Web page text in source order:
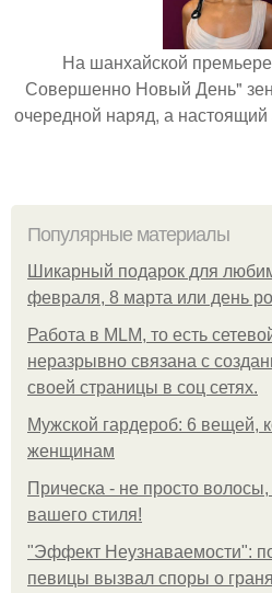
На шанхайской
Совершенно Новый День"
очередной наряд, а
Популярные материалы
Шикарный подарок для
февраля, 8 марта или день
Работа в MLM, то есть
неразрывно связана с
своей страницы в соц сетях.
Мужской гардероб: 6 вещей,
женщинам
Прическа - не просто
вашего стиля!
"Эффект Неузнаваемости":
певицы вызвал споры о